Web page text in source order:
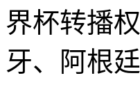
界杯转播
牙、阿根